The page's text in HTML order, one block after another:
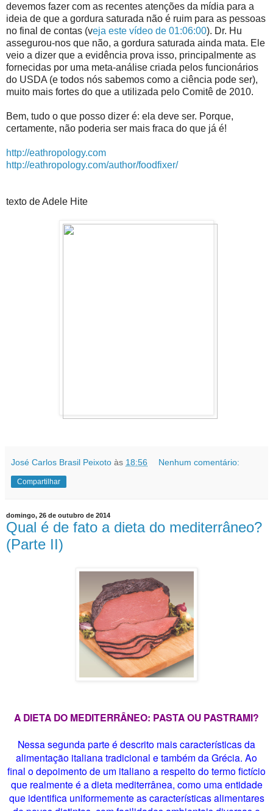
devemos fazer com as recentes atenções da mídia para a
ideia de que a gordura saturada não é ruim para as pessoas
no final de contas (veja este vídeo de 01:06:00). Dr. Hu
assegurou-nos que não, a gordura saturada ainda mata. Ele
veio a dizer que a evidência prova isso, principalmente as
fornecidas por uma meta-análise criada pelos funcionários
do USDA (e todos nós sabemos como a ciência pode ser),
muito mais fortes do que a utilizada pelo Comitê de 2010.
Bem, tudo o que posso dizer é: ela deve ser. Porque,
certamente, não poderia ser mais fraca do que já é!
http://eathropology.com
http://eathropology.com/author/foodfixer/
texto de Adele Hite
José Carlos Brasil Peixoto às 18:56 Nenhum comentário:
Compartilhar
domingo, 26 de outubro de 2014
Qual é de fato a dieta do mediterrâneo?
(Parte II)
A DIETA DO MEDITERRÂNEO: PASTA OU PASTRAMI?
Nessa segunda parte é descrito mais características da
alimentação italiana tradicional e também da Grécia. Ao
final o depoimento de um italiano a respeito do termo fictício
que realmente é a dieta mediterrânea, como uma entidade
que identifica uniformemente as características alimentares